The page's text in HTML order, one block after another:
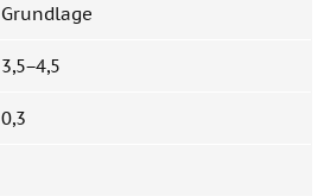
Grundlage
3,5−4,5
0,3